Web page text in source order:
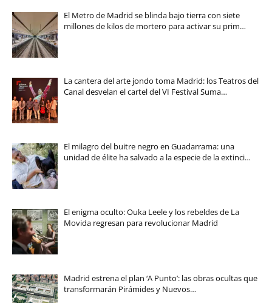
El Metro de Madrid se blinda bajo tierra con siete
millones de kilos de mortero para activar su prim…
La cantera del arte jondo toma Madrid: los Teatros del
Canal desvelan el cartel del VI Festival Suma…
El milagro del buitre negro en Guadarrama: una
unidad de élite ha salvado a la especie de la extinci…
El enigma oculto: Ouka Leele y los rebeldes de La
Movida regresan para revolucionar Madrid
Madrid estrena el plan ‘A Punto’: las obras ocultas que
transformarán Pirámides y Nuevos…